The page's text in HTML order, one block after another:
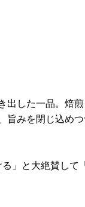
した一品。焙
みを閉じ込め
」と大絶賛して